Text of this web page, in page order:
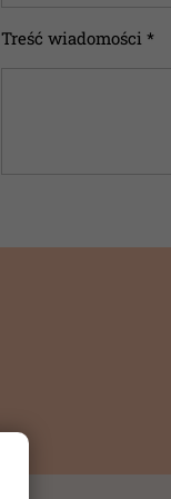
Treść wiadomości *